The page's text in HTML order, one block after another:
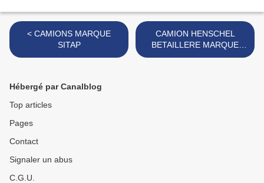
< CAMIONS MARQUE
SITAP
CAMION HENSCHEL
BETAILLERE MARQUE
SITAP >
Hébergé par Canalblog
Top articles
Pages
Contact
Signaler un abus
C.G.U.